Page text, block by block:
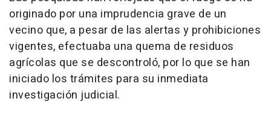
originado por una imprudencia grave de un
vecino que, a pesar de las alertas y prohibiciones
vigentes, efectuaba una quema de residuos
agrícolas que se descontroló, por lo que se han
iniciado los trámites para su inmediata
investigación judicial.